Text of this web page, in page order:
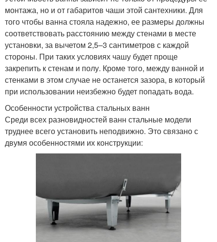
монтажа, но и от габаритов чаши этой сантехники. Для
того чтобы ванна стояла надежно, ее размеры должны
соответствовать расстоянию между стенами в месте
установки, за вычетом 2,5–3 сантиметров с каждой
стороны. При таких условиях чашу будет проще
закрепить к стенам и полу. Кроме того, между ванной и
стенками в этом случае не останется зазора, в который
при использовании неизбежно будет попадать вода.
Особенности устройства стальных ванн
Среди всех разновидностей ванн стальные модели
труднее всего установить неподвижно. Это связано с
двумя особенностями их конструкции: